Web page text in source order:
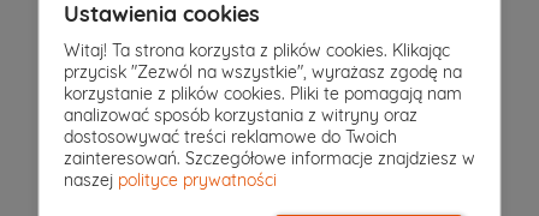
Pokoje4 | Łazienki2 | Garaż0
Projekt domu
JAGODA 5 149 zł
4 749 zł
87 m2
Ustawienia cookies
Witaj! Ta strona korzysta z plików cookies. Klikając
przycisk "Zezwól na wszystkie", wyrażasz zgodę na
korzystanie z plików cookies. Pliki te pomagają nam
analizować sposób korzystania z witryny oraz
dostosowywać treści reklamowe do Twoich
zainteresowań. Szczegółowe informacje znajdziesz w
naszej polityce prywatności